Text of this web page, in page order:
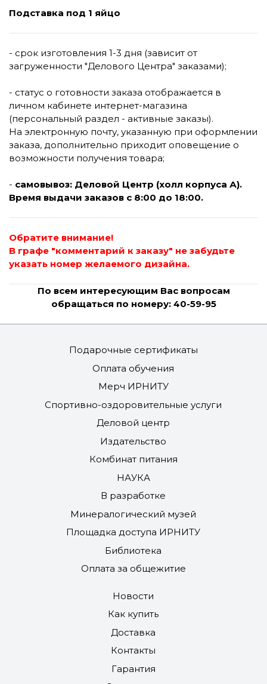
Подставка под 1 яйцо
- срок изготовления 1-3 дня (зависит от
загруженности "Делового Центра" заказами);
- статус о готовности заказа отображается в
личном кабинете интернет-магазина
(персональный раздел - активные заказы).
На электронную почту, указанную при оформлении
заказа, дополнительно приходит оповещение о
возможности получения товара;
- самовывоз: Деловой Центр (холл корпуса А).
Время выдачи заказов с 8:00 до 18:00.
Обратите внимание!
В графе "комментарий к заказу" не забудьте
указать номер желаемого дизайна.
По всем интересующим Вас вопросам
обращаться по номеру: 40-59-95
Подарочные сертификаты
Оплата обучения
Мерч ИРНИТУ
Спортивно-оздоровительные услуги
Деловой центр
Издательство
Комбинат питания
НАУКА
В разработке
Минералогический музей
Площадка доступа ИРНИТУ
Библиотека
Оплата за общежитие
Новости
Как купить
Доставка
Контакты
Гарантия